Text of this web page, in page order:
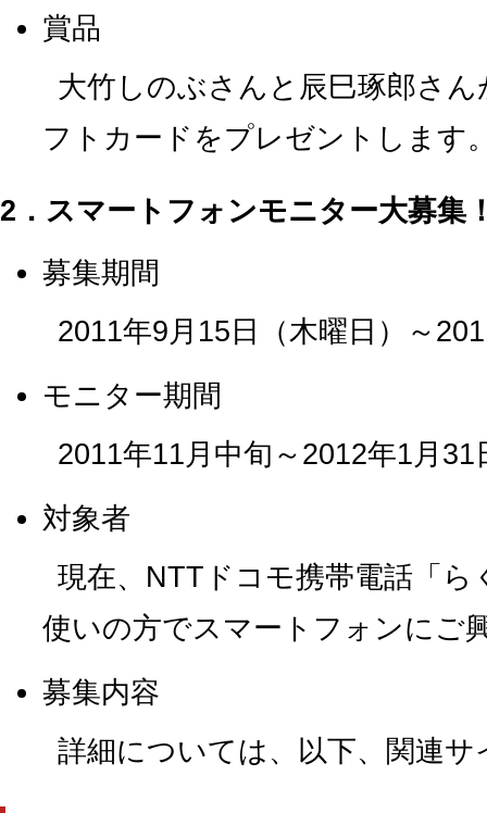
賞品
大竹しのぶさんと辰巳琢郎さ
フトカードをプレゼントします
2．スマートフォンモニター大募集
募集期間
2011年9月15日（木曜日）～
モニター期間
2011年11月中旬～2012年1月31
対象者
現在、NTTドコモ携帯電話「
使いの方でスマートフォンにご
募集内容
詳細については、以下、関連